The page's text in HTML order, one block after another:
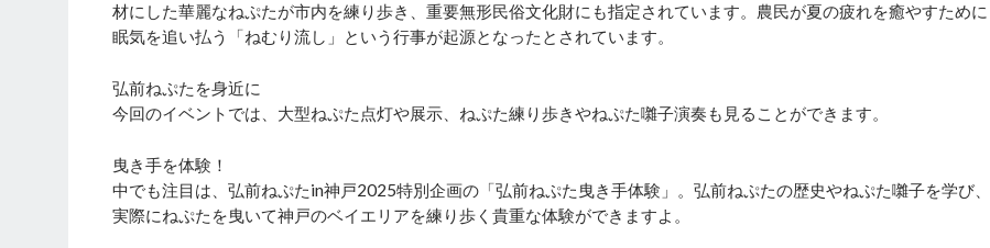
材にした華麗なねぷたが市内を練り歩き、重要無形民俗文化財にも指定されています。農民が夏の疲れを癒やすために
眠気を追い払う「ねむり流し」という行事が起源となったとされています。
弘前ねぷたを身近に
今回のイベントでは、大型ねぷた点灯や展示、ねぷた練り歩きやねぷた囃子演奏も見ることができます。
曳き手を体験！
中でも注目は、弘前ねぷたin神戸2025特別企画の「弘前ねぷた曳き手体験」。弘前ねぷたの歴史やねぷた囃子を学び、
実際にねぷたを曳いて神戸のベイエリアを練り歩く貴重な体験ができますよ。